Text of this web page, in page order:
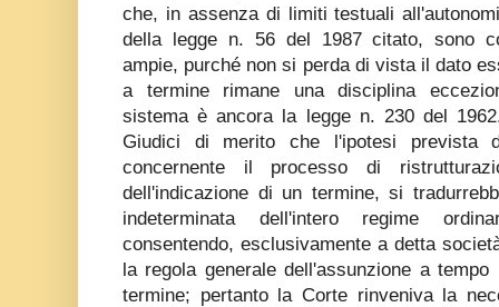
che, in assenza di limiti testuali
della legge n. 56 del 1987 citato, sono
ampie, purché non si perda di vista il dato
a termine rimane una disciplina
sistema è ancora la legge n. 230 del
Giudici di merito che l'ipotesi prevista
concernente il processo di
dell'indicazione di un termine, si
indeterminata dell'intero regime
consentendo, esclusivamente a detta
la regola generale dell'assunzione a
termine; pertanto la Corte rinveniva la